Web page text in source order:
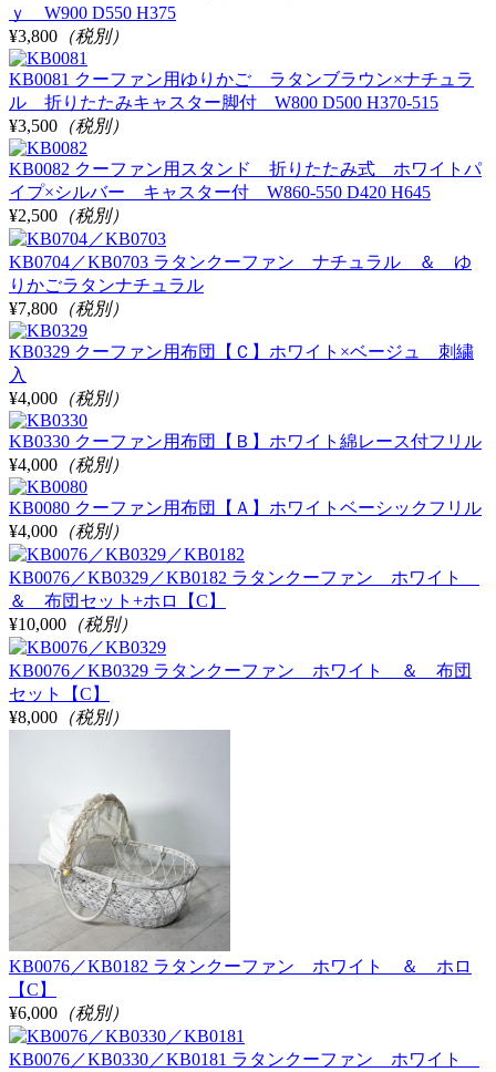
ｙ W900 D550 H375
¥3,800 （税別）
KB0081 クーファン用ゆりかご ラタンブラウン×ナチュラ
ル 折りたたみキャスター脚付 W800 D500 H370-515
¥3,500 （税別）
KB0082 クーファン用スタンド 折りたたみ式 ホワイトパ
イプ×シルバー キャスター付 W860-550 D420 H645
¥2,500 （税別）
KB0704／KB0703 ラタンクーファン ナチュラル ＆ ゆ
りかごラタンナチュラル
¥7,800 （税別）
KB0329 クーファン用布団【Ｃ】ホワイト×ベージュ 刺繍
入
¥4,000 （税別）
KB0330 クーファン用布団【Ｂ】ホワイト綿レース付フリル
¥4,000 （税別）
KB0080 クーファン用布団【Ａ】ホワイトベーシックフリル
¥4,000 （税別）
KB0076／KB0329／KB0182 ラタンクーファン ホワイト
＆ 布団セット+ホロ【C】
¥10,000 （税別）
KB0076／KB0329 ラタンクーファン ホワイト ＆ 布団
セット【C】
¥8,000 （税別）
KB0076／KB0182 ラタンクーファン ホワイト ＆ ホロ
【C】
¥6,000 （税別）
KB0076／KB0330／KB0181 ラタンクーファン ホワイト